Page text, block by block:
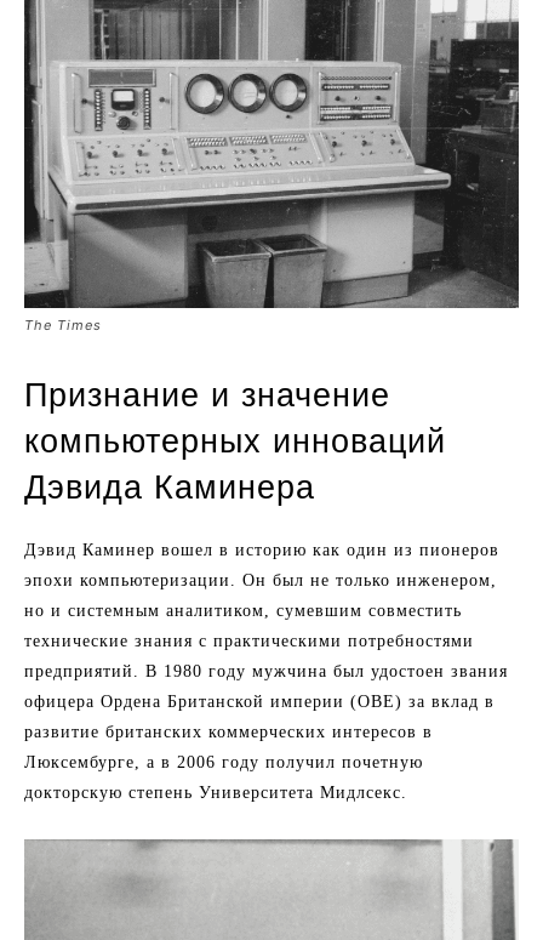
The Times
Признание и значение
компьютерных инноваций
Дэвида Каминера
Дэвид Каминер вошел в историю как один из пионеров
эпохи компьютеризации. Он был не только инженером,
но и системным аналитиком, сумевшим совместить
технические знания с практическими потребностями
предприятий. В 1980 году мужчина был удостоен звания
офицера Ордена Британской империи (OBE) за вклад в
развитие британских коммерческих интересов в
Люксембурге, а в 2006 году получил почетную
докторскую степень Университета Мидлсекс.